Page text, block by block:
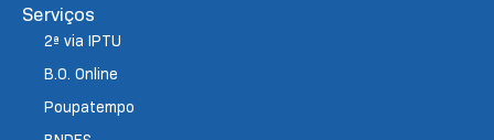
Serviços
2ª via IPTU
B.O. Online
Poupatempo